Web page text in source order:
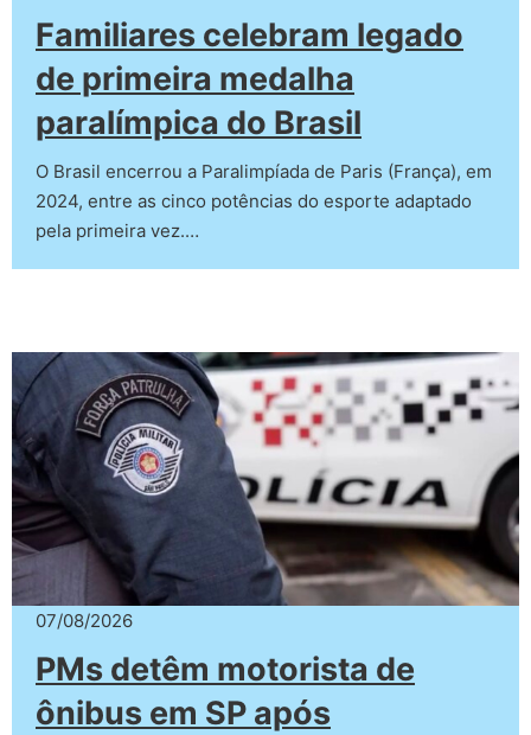
Familiares celebram legado
de primeira medalha
paralímpica do Brasil
O Brasil encerrou a Paralimpíada de Paris (França), em
2024, entre as cinco potências do esporte adaptado
pela primeira vez.…
07/08/2026
PMs detêm motorista de
ônibus em SP após